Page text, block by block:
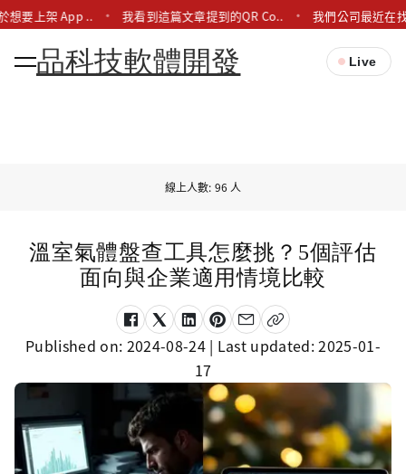
想要上架 App .. 我看到這篇文章提到的QR Co.. 我們公司最近在
品科技軟體開發 Live
線上人數: 96 人
溫室氣體盤查工具怎麼挑？5個評估
面向與企業適用情境比較
Published on: 2024-08-24| Last updated:2025-01-
17